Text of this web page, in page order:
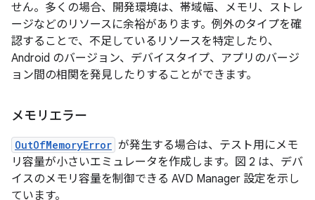
せん。多くの場合、開発環境は、帯域幅、メモリ、ストレ
ージなどのリソースに余裕があります。例外のタイプを確
認することで、不足しているリソースを特定したり、
Android のバージョン、デバイスタイプ、アプリのバージ
ョン間の相関を発見したりすることができます。
メモリエラー
OutOfMemoryError が発生する場合は、テスト用にメモ
リ容量が小さいエミュレータを作成します。図 2 は、デバ
イスのメモリ容量を制御できる AVD Manager 設定を示し
ています。